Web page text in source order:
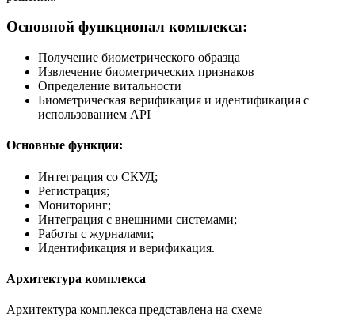
Основной функционал комплекса:
Получение биометрического образца
Извлечение биометрических признаков
Определение витальности
Биометрическая верификация и идентификация с
использованием API
Основные функции:
Интеграция со СКУД;
Регистрация;
Мониторинг;
Интеграция с внешними системами;
Работы с журналами;
Идентификация и верификация.
Архитектура комплекса
Архитектура комплекса представлена на схеме